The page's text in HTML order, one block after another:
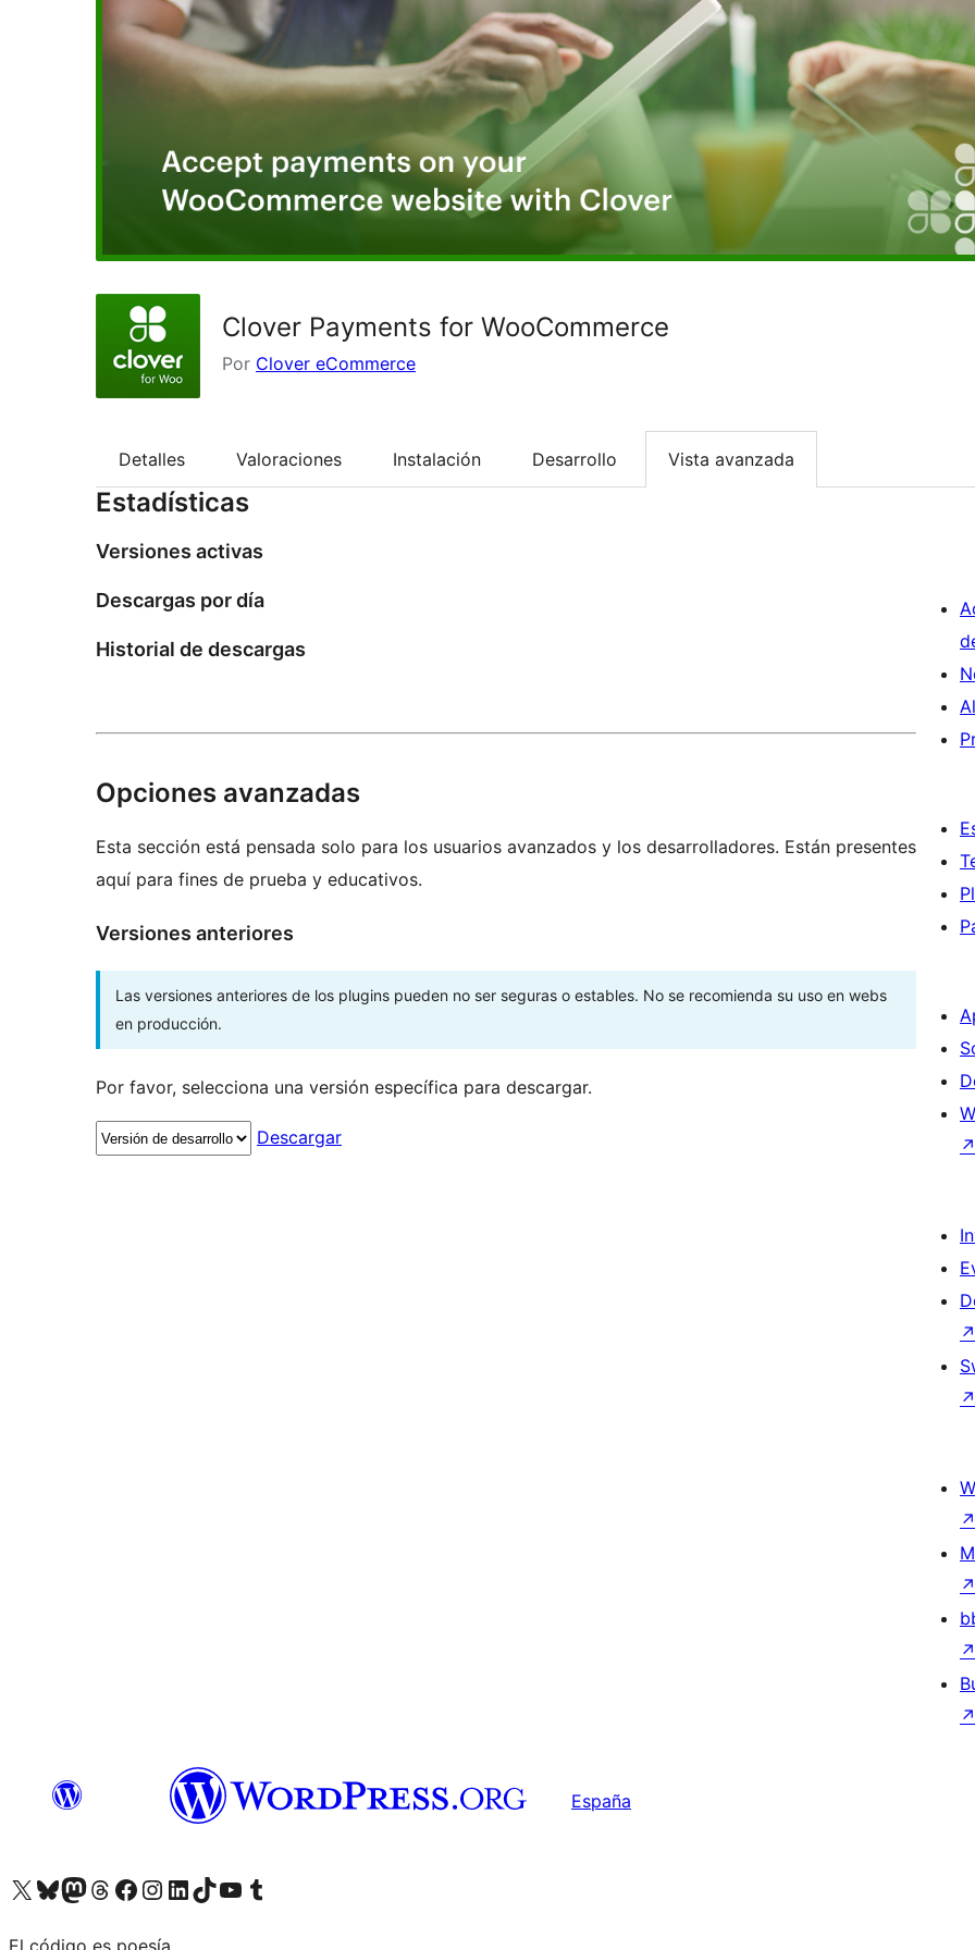
Clover Payments for WooCommerce
Por Clover eCommerce
Detalles Valoraciones Instalación Desarrollo Vista avanzada
Estadísticas
Versiones activas
Descargas por día
Historial de descargas
Opciones avanzadas
Esta sección está pensada solo para los usuarios avanzados y los desarrolladores. Están presentes
aquí para fines de prueba y educativos.
Versiones anteriores
Las versiones anteriores de los plugins pueden no ser seguras o estables. No se recomienda su uso en webs
en producción.
Por favor, selecciona una versión específica para descargar.
Descargar
↗
↗
↗
↗
↗
↗
↗
España
Visita nuestra cuenta de X (anteriormente Twitter)
Visita nuestra cuenta de Bluesky
Visita nuestra cuenta de Mastodon
Visita nuestra cuenta de Threads
Visita nuestra página de Facebook
Visita nuestra cuenta de Instagram
Visita nuestra cuenta de LinkedIn
Visita nuestra cuenta de TikTok
Visita nuestro canal de YouTube
Visita nuestra cuenta de Tumblr